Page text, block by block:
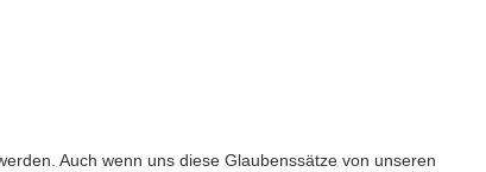
Auch wenn uns diese Glaubenssätze von unseren